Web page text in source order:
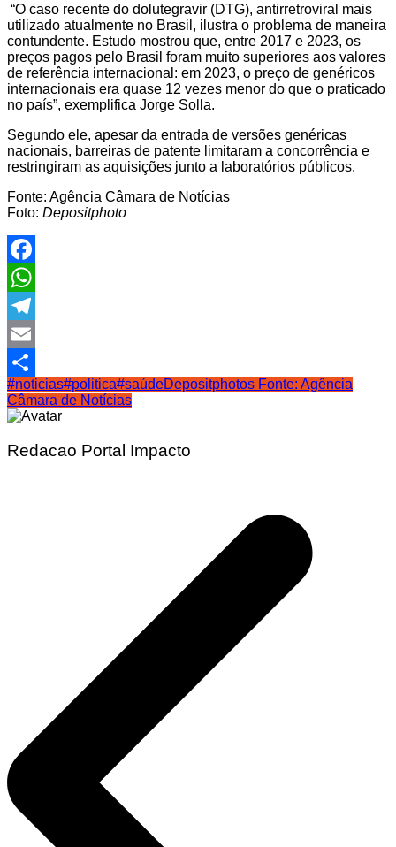
“O caso recente do dolutegravir (DTG), antirretroviral mais
utilizado atualmente no Brasil, ilustra o problema de maneira
contundente. Estudo mostrou que, entre 2017 e 2023, os
preços pagos pelo Brasil foram muito superiores aos valores
de referência internacional: em 2023, o preço de genéricos
internacionais era quase 12 vezes menor do que o praticado
no país”, exemplifica Jorge Solla.
Segundo ele, apesar da entrada de versões genéricas
nacionais, barreiras de patente limitaram a concorrência e
restringiram as aquisições junto a laboratórios públicos.
Fonte: Agência Câmara de Notícias
Foto: Depositphoto
Facebook
WhatsApp
Telegram
Email
Share
#noticias#politica#saúdeDepositphotos Fonte: Agência
Câmara de Notícias
Redacao Portal Impacto